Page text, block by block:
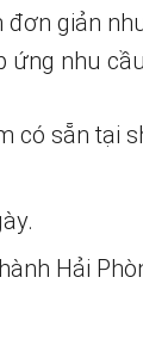
giản
ứng nhu
có sẵn tại
Hải